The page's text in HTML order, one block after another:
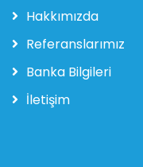
Hakkımızda
Referanslarımız
Banka Bilgileri
İletişim